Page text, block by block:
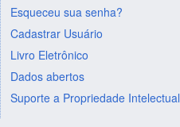
Esqueceu sua senha?
Cadastrar Usuário
Livro Eletrônico
Dados abertos
Suporte a Propriedade Intelectual